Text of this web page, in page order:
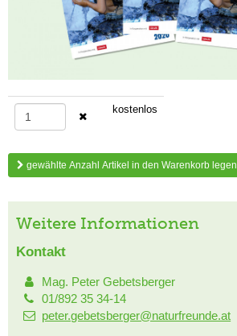
kostenlos
gewählte Anzahl Artikel in den Warenkorb legen
Weitere Informationen
Kontakt
Mag. Peter Gebetsberger
01/892 35 34-14
peter.gebetsberger@naturfreunde.at